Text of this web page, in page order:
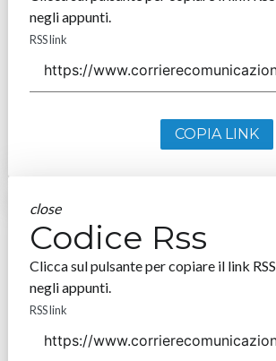
negli appunti.
RSS link
COPIA LINK
close
Codice Rss
Clicca sul pulsante per copiare il link RSS
negli appunti.
RSS link